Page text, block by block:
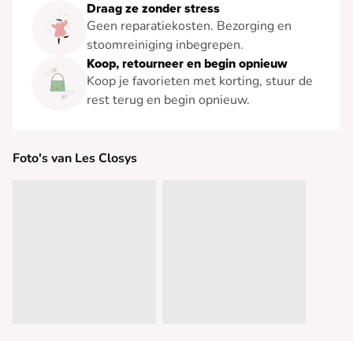
Draag ze zonder stress
Geen reparatiekosten. Bezorging en
stoomreiniging inbegrepen.
Koop, retourneer en begin opnieuw
Koop je favorieten met korting, stuur de
rest terug en begin opnieuw.
Foto's van Les Closys